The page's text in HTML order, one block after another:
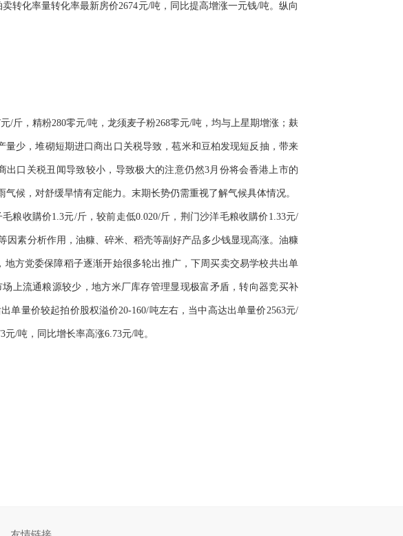
转化率量转化率最新房价2674元/吨，同比提高增涨一元钱/吨。纵向
/斤，精粉280零元/吨，龙须麦子粉268零元/吨，均与上星期增涨；麸
少，堆砌短期进口商出口关税导致，苞米和豆柏发现短反抽，带来
口关税丑闻导致较小，导致极大的注意仍然3月份将会香港上市的
候，对舒缓旱情有定能力。末期长势仍需重视了解气候具体情况。
粮收購价1.3元/斤，较前走低0.020/斤，荆门沙洋毛粮收購价1.33元/
素分析作用，油糠、碎米、稻壳等副好产品多少钱显现高涨。油糠
地方党委保障稻子逐渐开始很多轮出推广，下周买卖交易学校共出单
上流通粮源较少，地方米厂库存管理显现极富矛盾，转向器竞买补
单量价较起拍价股权溢价20-160/吨左右，当中高达出单量价2563元/
/吨，同比增长率高涨6.73元/吨。